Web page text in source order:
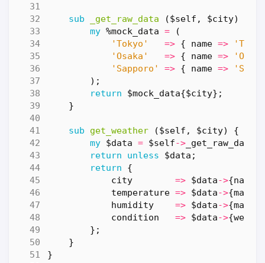
sub _get_raw_data
($self, $city) {
my %mock_data =
(
'Tokyo'
=> { name =>
'Osaka'
=> { name =>
'Sapporo'
=> { name =>
);
return
$mock_data{$city};
}
sub get_weather
($self, $city) {
my $data = $self-> _get_raw_data
return
unless $data ;
return
{
city
=> $data->{name
temperature => $data->{main
humidity
=> $data->{main
condition
=> $data->{
};
}
}